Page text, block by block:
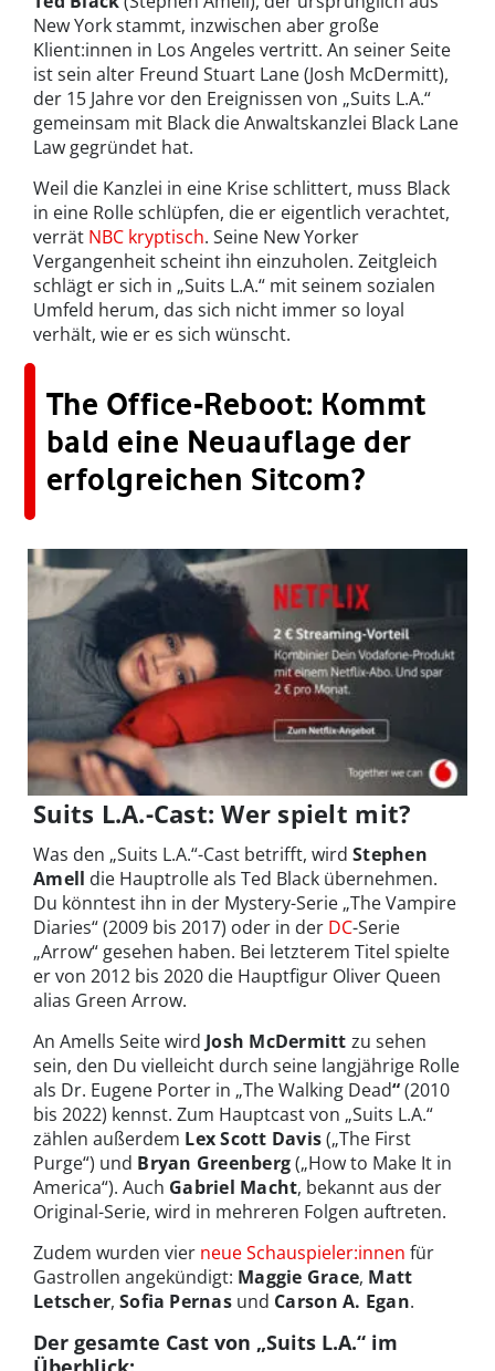
New York stammt, inzwischen aber große
Klient:innen in Los Angeles vertritt. An seiner Seite
ist sein alter Freund Stuart Lane (Josh McDermitt),
der 15 Jahre vor den Ereignissen von „Suits L.A.“
gemeinsam mit Black die Anwaltskanzlei Black Lane
Law gegründet hat.
Weil die Kanzlei in eine Krise schlittert, muss Black
in eine Rolle schlüpfen, die er eigentlich verachtet,
verrät NBC kryptisch. Seine New Yorker
Vergangenheit scheint ihn einzuholen. Zeitgleich
schlägt er sich in „Suits L.A.“ mit seinem sozialen
Umfeld herum, das sich nicht immer so loyal
verhält, wie er es sich wünscht.
The Office-Reboot: Kommt
bald eine Neuauflage der
erfolgreichen Sitcom?
Suits L.A.-Cast: Wer spielt mit?
Was den „Suits L.A.“-Cast betrifft, wird Stephen
Amell die Hauptrolle als Ted Black übernehmen.
Du könntest ihn in der Mystery-Serie „The Vampire
Diaries“ (2009 bis 2017) oder in der DC-Serie
„Arrow“ gesehen haben. Bei letzterem Titel spielte
er von 2012 bis 2020 die Hauptfigur Oliver Queen
alias Green Arrow.
An Amells Seite wird Josh McDermitt zu sehen
sein, den Du vielleicht durch seine langjährige Rolle
als Dr. Eugene Porter in „The Walking Dead“(2010
bis 2022) kennst. Zum Hauptcast von „Suits L.A.“
zählen außerdem Lex Scott Davis(„The First
Purge“) und Bryan Greenberg(„How to Make It in
America“). Auch Gabriel Macht, bekannt aus der
Original-Serie, wird in mehreren Folgen auftreten.
Zudem wurden vier neue Schauspieler:innen für
Gastrollen angekündigt: Maggie Grace, Matt
Letscher,Sofia Pernas und Carson A. Egan.
Der gesamte Cast von „Suits L.A.“ im